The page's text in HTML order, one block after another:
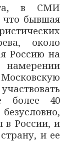
в СМИ
бывшая
около
Россию на
более 40
в России, и
и ее